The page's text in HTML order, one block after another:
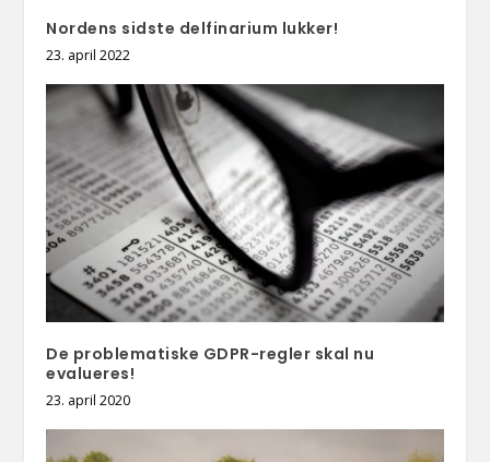
Nordens sidste delfinarium lukker!
23. april 2022
De problematiske GDPR-regler skal nu
evalueres!
23. april 2020